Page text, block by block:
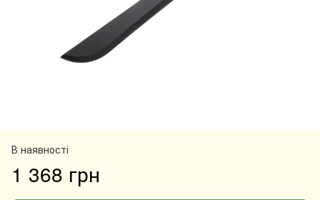
В наявності
1 368 грн